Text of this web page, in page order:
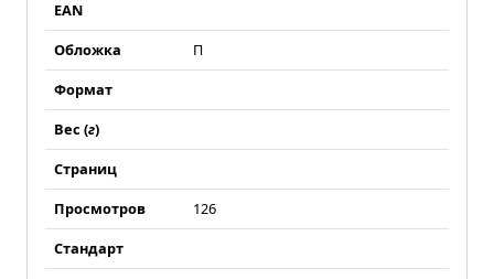
EAN
Обложка
П
Формат
Вес (г)
Страниц
Просмотров
126
Стандарт